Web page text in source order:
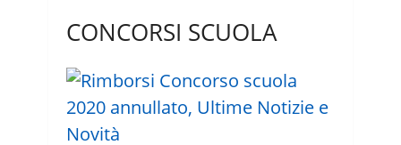
CONCORSI SCUOLA